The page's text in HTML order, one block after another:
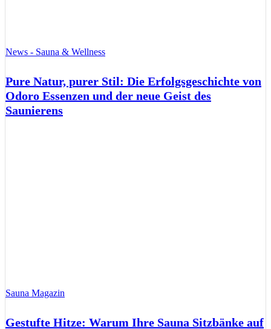
News - Sauna & Wellness
Pure Natur, purer Stil: Die Erfolgsgeschichte von
Odoro Essenzen und der neue Geist des
Saunierens
Sauna Magazin
Gestufte Hitze: Warum Ihre Sauna Sitzbänke auf